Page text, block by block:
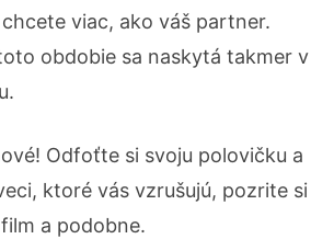
viac, ako váš partner.
obdobie sa naskytá takmer v
Odfoťte si svoju polovičku a
ktoré vás vzrušujú, pozrite si
a podobne.